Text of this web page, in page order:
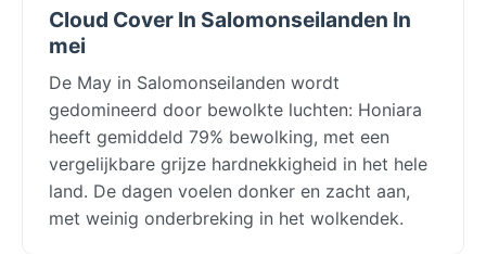
Cloud Cover In Salomonseilanden In
mei
De May in Salomonseilanden wordt
gedomineerd door bewolkte luchten: Honiara
heeft gemiddeld 79% bewolking, met een
vergelijkbare grijze hardnekkigheid in het hele
land. De dagen voelen donker en zacht aan,
met weinig onderbreking in het wolkendek.